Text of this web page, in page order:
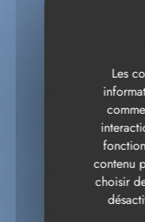
Les
contenu
choisir